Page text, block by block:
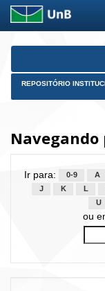
Skip
REPOSITÓRIO
Navegando
Ir para: 0-9 A
J
K L
U
ou